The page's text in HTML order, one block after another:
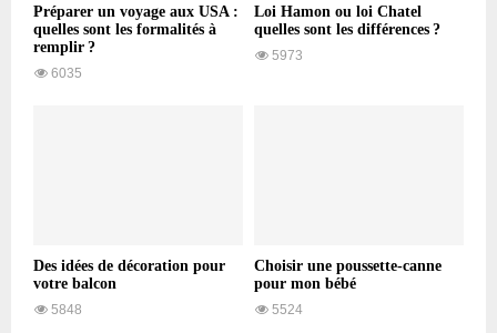
Préparer un voyage aux USA :
quelles sont les formalités à
remplir ?
6035
Loi Hamon ou loi Chatel
quelles sont les différences ?
5973
Des idées de décoration pour
votre balcon
5848
Choisir une poussette-canne
pour mon bébé
5524